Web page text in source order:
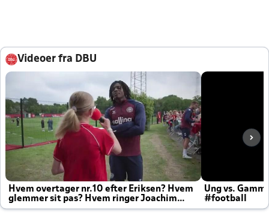
Videoer fra DBU
Hvem overtager nr.10 efter Eriksen? Hvem
glemmer sit pas? Hvem ringer Joachim
altid til efter kampe?
Ung vs.
#football